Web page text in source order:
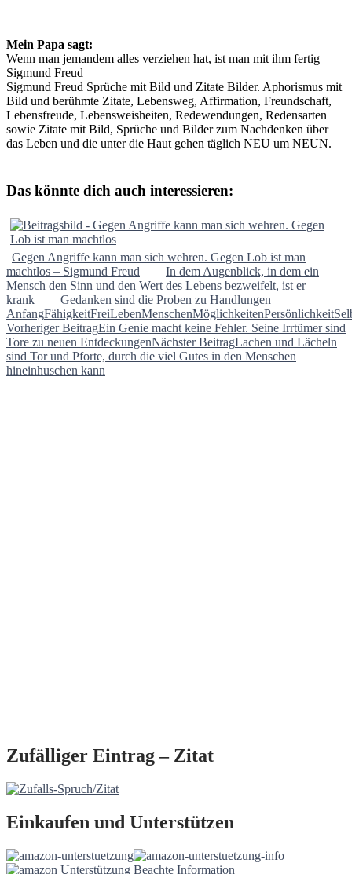
Mein Papa sagt:
Wenn man jemandem alles verziehen hat, ist man mit ihm fertig –
Sigmund Freud
Sigmund Freud Sprüche mit Bild und Zitate Bilder. Aphorismus mit
Bild und berühmte Zitate, Lebensweg, Affirmation, Freundschaft,
Lebensfreude, Lebensweisheiten, Redewendungen, Redensarten
sowie Zitate mit Bild, Sprüche und Bilder zum Nachdenken über
das Leben und die unter die Haut gehen täglich NEU um NEUN.
Das könnte dich auch interessieren:
Gegen Angriffe kann man sich wehren. Gegen Lob ist man
machtlos – Sigmund Freud
In dem Augenblick, in dem ein
Mensch den Sinn und den Wert des Lebens bezweifelt, ist er
krank
Gedanken sind die Proben zu Handlungen
AnfangFähigkeitFreiLebenMenschenMöglichkeitenPersönlichkeit
Beitragsnavigation
Vorheriger BeitragEin Genie macht keine Fehler. Seine Irrtümer sind
Tore zu neuen EntdeckungenNächster BeitragLachen und Lächeln
sind Tor und Pforte, durch die viel Gutes in den Menschen
hineinhuschen kann
Zufälliger Eintrag – Zitat
Einkaufen und Unterstützen